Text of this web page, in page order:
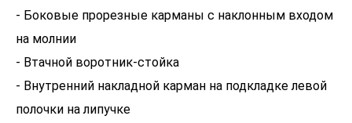
- Боковые прорезные карманы с наклонным входом
на молнии
- Втачной воротник-стойка
- Внутренний накладной карман на подкладке левой
полочки на липучке